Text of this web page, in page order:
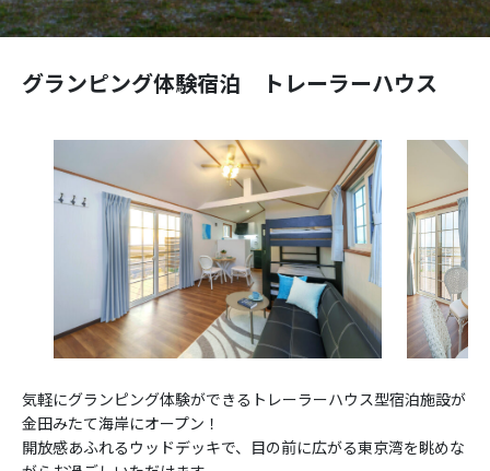
グランピング体験宿泊 トレーラーハウス
気軽にグランピング体験ができるトレーラーハウス型宿泊施設が
金田みたて海岸にオープン！
開放感あふれるウッドデッキで、目の前に広がる東京湾を眺めな